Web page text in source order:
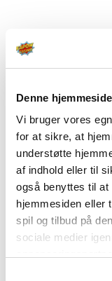
Denne
Vi bruger vores
for at sikre, at
understøtte
af indhold eller til
også benyttes til
hjemmesiden eller
spil og tilbud på
sociale medier